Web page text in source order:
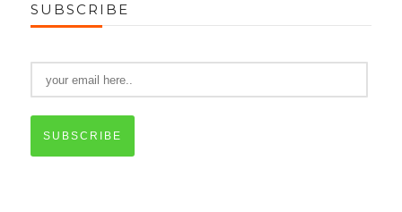
SUBSCRIBE
SUBSCRIBE